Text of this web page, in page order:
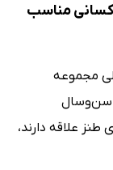
کسانی مناسب
اصلی مجموعه
سن‌وسال
علاقه دارند،